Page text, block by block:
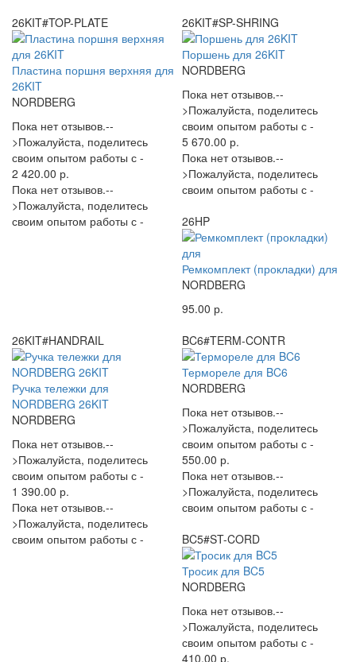
26KIT#TOP-PLATE
Пластина поршня верхняя для
26KIT
NORDBERG
Пока нет отзывов.--
>Пожалуйста, поделитесь
своим опытом работы с -
2 420.00 р.
Пока нет отзывов.--
>Пожалуйста, поделитесь
своим опытом работы с -
26KIT#SP-SHRING
Поршень для 26KIT
NORDBERG
Пока нет отзывов.--
>Пожалуйста, поделитесь
своим опытом работы с -
5 670.00 р.
Пока нет отзывов.--
>Пожалуйста, поделитесь
своим опытом работы с -
26HP
Ремкомплект (прокладки) для
NORDBERG
95.00 р.
26KIT#HANDRAIL
Ручка тележки для
NORDBERG 26KIT
NORDBERG
Пока нет отзывов.--
>Пожалуйста, поделитесь
своим опытом работы с -
1 390.00 р.
Пока нет отзывов.--
>Пожалуйста, поделитесь
своим опытом работы с -
BC6#TERM-CONTR
Термореле для BC6
NORDBERG
Пока нет отзывов.--
>Пожалуйста, поделитесь
своим опытом работы с -
550.00 р.
Пока нет отзывов.--
>Пожалуйста, поделитесь
своим опытом работы с -
BC5#ST-CORD
Тросик для BC5
NORDBERG
Пока нет отзывов.--
>Пожалуйста, поделитесь
своим опытом работы с -
410.00 р.